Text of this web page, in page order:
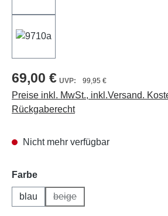
69,00 € 99,95 €
Preise inkl. MwSt., inkl.Versand.
Rückgaberecht
Nicht mehr verfügbar
Farbeauswählen
blau beige
(Diese Option ist zurzeit